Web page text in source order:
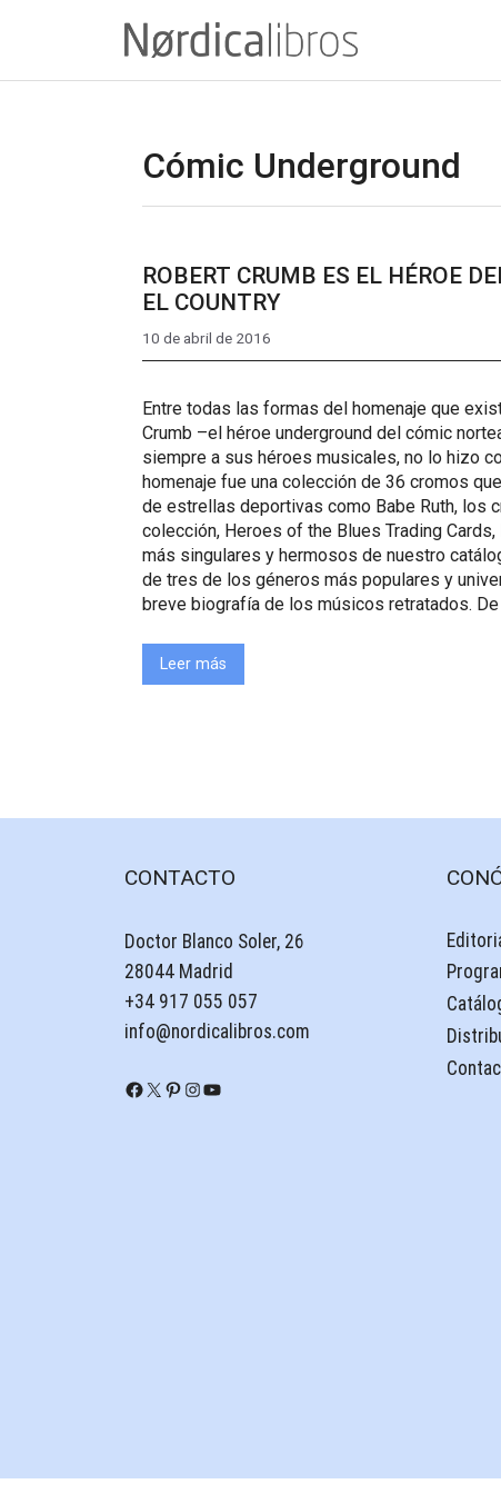
Cómic Underground
ROBERT CRUMB ES EL HÉROE
EL COUNTRY
10 de abril de 2016
Entre todas las formas del homenaje que
Crumb –el héroe underground del cómic
siempre a sus héroes musicales, no lo hizo
homenaje fue una colección de 36 cromos
de estrellas deportivas como Babe Ruth, los
colección, Heroes of the Blues Trading
más singulares y hermosos de nuestro
de tres de los géneros más populares y
breve biografía de los músicos retratados.
Leer más
CONTACTO
Doctor Blanco Soler, 26
28044 Madrid
+34 917 055 057
info@nordicalibros.com
Facebook
X Pinterest
Instagram
YouTube